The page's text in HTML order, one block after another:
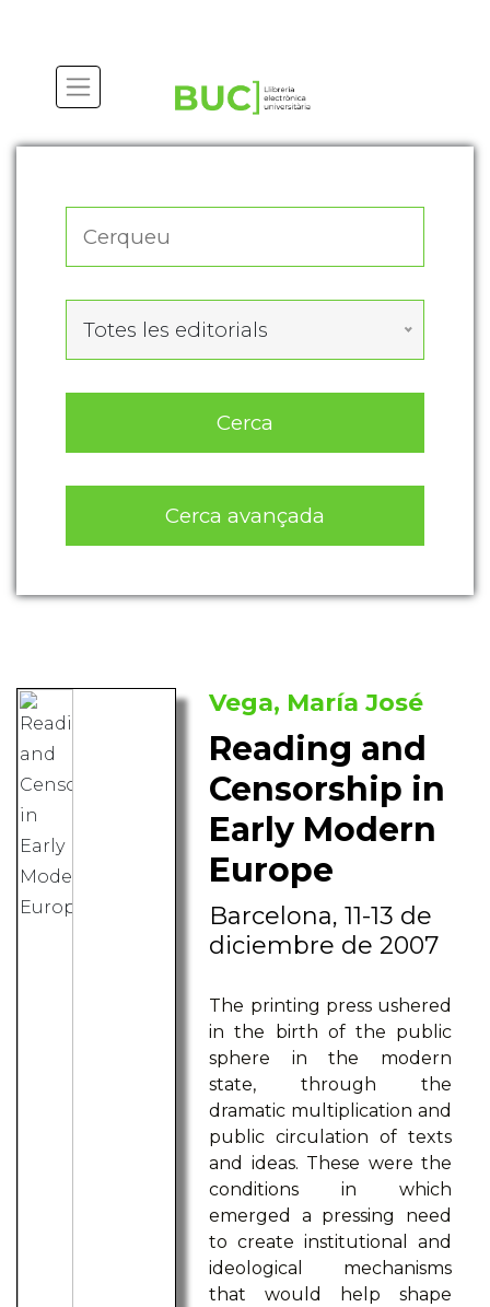
Totes les editorials
Cerca
Cerca avançada
Vega, María José
Reading and
Censorship in
Early Modern
Europe
Barcelona, 11-13 de
diciembre de 2007
The printing press ushered
in the birth of the public
sphere in the modern
state, through the
dramatic multiplication and
public circulation of texts
and ideas. These were the
conditions in which
emerged a pressing need
to create institutional and
ideological mechanisms
that would help shape